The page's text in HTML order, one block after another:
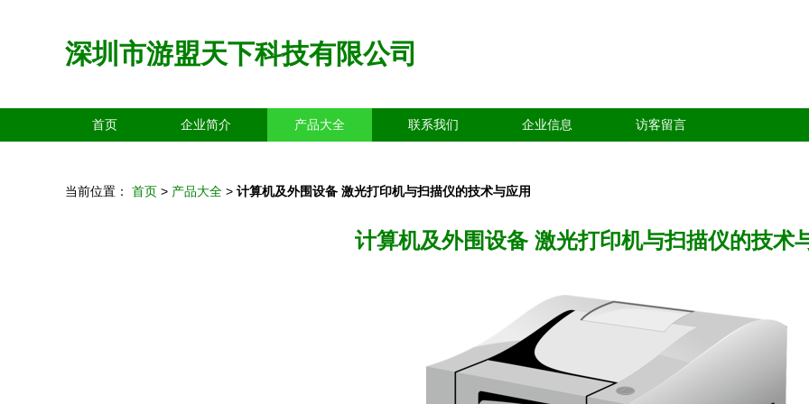
深圳市游盟天下科技有限公司
首页 企业简介 产品大全 联系我们 企业信息 访客留言
当前位置： 首页 > 产品大全 > 计算机及外围设备 激光打印机与扫描仪的技术与应用
计算机及外围设备 激光打印机与扫描仪的技术